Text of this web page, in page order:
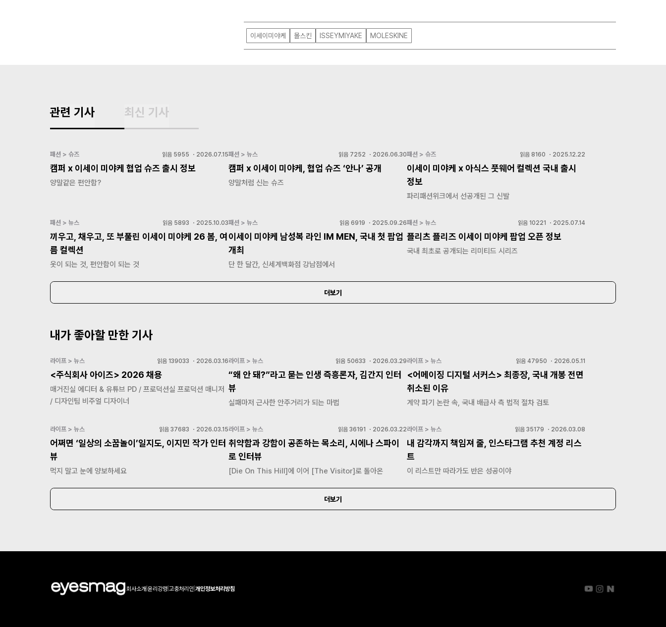
이세이미야케 몰스킨 ISSEYMIYAKE MOLESKINE
관련 기사 최신 기사
패션 > 슈즈 읽음 5955 ・ 2026.07.15
캠퍼 x 이세이 미야케 협업 슈즈 출시 정보
양말같은 편안함?
패션 > 뉴스 읽음 7252 ・ 2026.06.30
캠퍼 x 이세이 미야케, 협업 슈즈 ‘안나’ 공개
양말처럼 신는 슈즈
패션 > 슈즈 읽음 8160 ・ 2025.12.22
이세이 미야케 x 아식스 풋웨어 컬렉션 국내 출시
정보
파리패션위크에서 선공개된 그 신발
패션 > 뉴스 읽음 5893 ・ 2025.10.03
끼우고, 채우고, 또 부풀린 이세이 미야케 26 봄, 여
름 컬렉션
옷이 되는 것, 편안함이 되는 것
패션 > 뉴스 읽음 6919 ・ 2025.09.26
이세이 미야케 남성복 라인 IM MEN, 국내 첫 팝업
개최
단 한 달간, 신세계백화점 강남점에서
패션 > 뉴스 읽음 10221 ・ 2025.07.14
플리츠 플리즈 이세이 미야케 팝업 오픈 정보
국내 최초로 공개되는 리미티드 시리즈
더보기
내가 좋아할 만한 기사
라이프 > 뉴스 읽음 139033 ・ 2026.03.16
<주식회사 아이즈> 2026 채용
매거진실 에디터 & 유튜브 PD / 프로덕션실 프로덕션 매니저
/ 디자인팀 비주얼 디자이너
라이프 > 뉴스 읽음 50633 ・ 2026.03.29
“왜 안 돼?”라고 묻는 인생 즉흥론자, 김간지 인터
뷰
실패마저 근사한 안주거리가 되는 마법
라이프 > 뉴스 읽음 47950 ・ 2026.05.11
<어메이징 디지털 서커스> 최종장, 국내 개봉 전면
취소된 이유
계약 파기 논란 속, 국내 배급사 측 법적 절차 검토
라이프 > 뉴스 읽음 37683 ・ 2026.03.15
어쩌면 ‘일상의 소꿉놀이’일지도, 이지민 작가 인터
뷰
먹지 말고 눈에 양보하세요
라이프 > 뉴스 읽음 36191 ・ 2026.03.22
취약함과 강함이 공존하는 목소리, 시에나 스파이
로 인터뷰
[Die On This Hill]에 이어 [The Visitor]로 돌아온
라이프 > 뉴스 읽음 35179 ・ 2026.03.08
내 감각까지 책임져 줄, 인스타그램 추천 계정 리스
트
이 리스트만 따라가도 반은 성공이야
더보기
회사소개|윤리강령 고충처리인 개인정보처리방침